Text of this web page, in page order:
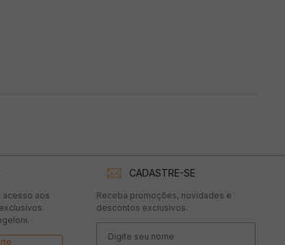
acesso aos
CADASTRE-SE
Receba promoções, novidades e
descontos exclusivos.